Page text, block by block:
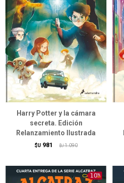
Harry Potter y la cámara
secreta. Edición
Relanzamiento Ilustrada
$U 981 $U 1.090